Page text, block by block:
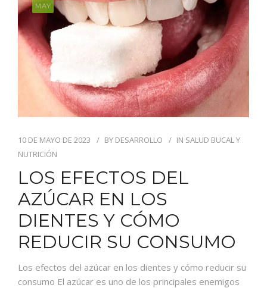
MAY
10 DE MAYO DE 2023 BY DESARROLLO IN SALUD BUCAL Y
NUTRICIÓN
LOS EFECTOS DEL
AZÚCAR EN LOS
DIENTES Y CÓMO
REDUCIR SU CONSUMO
Los efectos del azúcar en los dientes y cómo reducir su
consumo El azúcar es uno de los principales enemigos